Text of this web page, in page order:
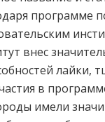
программе
внес
лайки,
в
имели